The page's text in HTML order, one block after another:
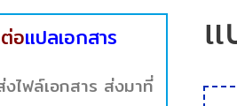
แ
อแปลเอกสาร
ไฟล์เอกสาร ส่งมาที่